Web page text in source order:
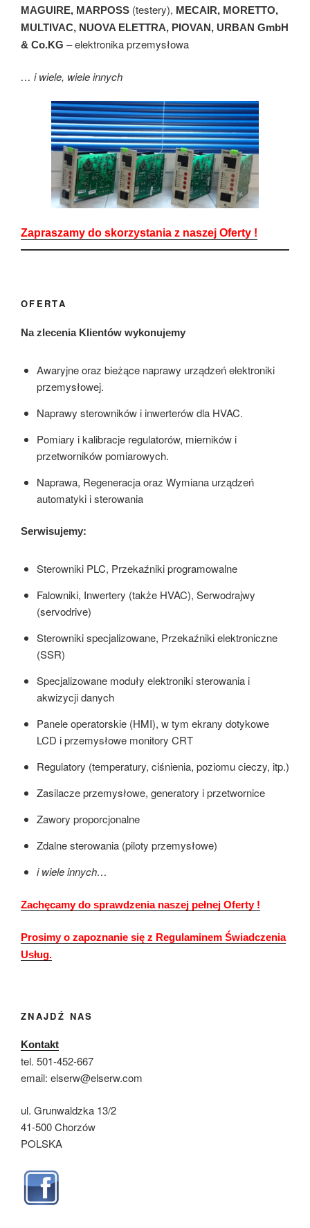
MAGUIRE, MARPOSS (testery), MECAIR, MORETTO,
MULTIVAC, NUOVA ELETTRA, PIOVAN, URBAN GmbH
& Co.KG – elektronika przemysłowa
… i wiele, wiele innych
Zapraszamy do skorzystania z naszej Oferty !
OFERTA
Na zlecenia Klientów wykonujemy
Awaryjne oraz bieżące naprawy urządzeń elektroniki
przemysłowej.
Naprawy sterowników i inwerterów dla HVAC.
Pomiary i kalibracje regulatorów, mierników i
przetworników pomiarowych.
Naprawa, Regeneracja oraz Wymiana urządzeń
automatyki i sterowania
Serwisujemy:
Sterowniki PLC, Przekaźniki programowalne
Falowniki, Inwertery (także HVAC), Serwodrajwy
(servodrive)
Sterowniki specjalizowane, Przekaźniki elektroniczne
(SSR)
Specjalizowane moduły elektroniki sterowania i
akwizycji danych
Panele operatorskie (HMI), w tym ekrany dotykowe
LCD i przemysłowe monitory CRT
Regulatory (temperatury, ciśnienia, poziomu cieczy, itp.)
Zasilacze przemysłowe, generatory i przetwornice
Zawory proporcjonalne
Zdalne sterowania (piloty przemysłowe)
i wiele innych…
Zachęcamy do sprawdzenia naszej pełnej Oferty !
Prosimy o zapoznanie się z Regulaminem Świadczenia
Usług.
ZNAJDŹ NAS
Kontakt
tel. 501-452-667
email: elserw@elserw.com
ul. Grunwaldzka 13/2
41-500 Chorzów
POLSKA